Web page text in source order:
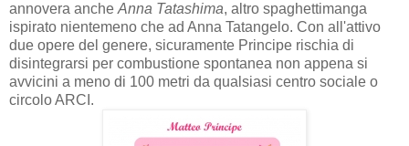
annovera anche Anna Tatashima, altro spaghettimanga
ispirato nientemeno che ad Anna Tatangelo. Con all'attivo
due opere del genere, sicuramente Principe rischia di
disintegrarsi per combustione spontanea non appena si
avvicini a meno di 100 metri da qualsiasi centro sociale o
circolo ARCI.